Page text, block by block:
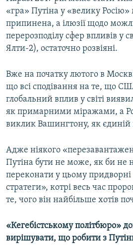
«гра» Путіна у «велику
припинена, а ілюзії щодо
перерозподілу сфер впливів у
Ялти-2), остаточно розвіяні.
Вже на початку лютого в
що всі сподівання на те, що
глобальний вплив у світі
як примарними міражами, а
виклик Вашингтону, як єдиній
Адже ніякого
Путіна бути не може, як би не
переконати у цьому придворні
стратеги», котрі весь час
те, чого він найбільше хотів
«Кегебістському політбюро»
вирішувати, що робити з